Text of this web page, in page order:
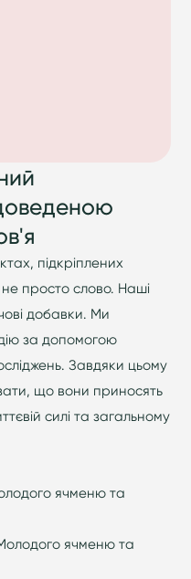
підкріплених
просто слово. Наші
добавки. Ми
за допомогою
Завдяки цьому
що вони приносять
силі та загальному
ячменю та
ячменю та